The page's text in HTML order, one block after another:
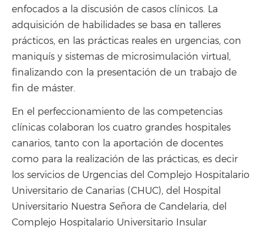
enfocados a la discusión de casos clínicos. La
adquisición de habilidades se basa en talleres
prácticos, en las prácticas reales en urgencias, con
maniquís y sistemas de microsimulación virtual,
finalizando con la presentación de un trabajo de
fin de máster.
En el perfeccionamiento de las competencias
clínicas colaboran los cuatro grandes hospitales
canarios, tanto con la aportación de docentes
como para la realización de las prácticas, es decir
los servicios de Urgencias del Complejo Hospitalario
Universitario de Canarias (CHUC), del Hospital
Universitario Nuestra Señora de Candelaria, del
Complejo Hospitalario Universitario Insular